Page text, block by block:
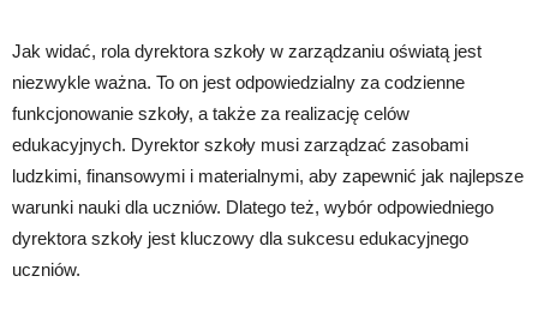
Jak widać, rola dyrektora szkoły w zarządzaniu oświatą jest
niezwykle ważna. To on jest odpowiedzialny za codzienne
funkcjonowanie szkoły, a także za realizację celów
edukacyjnych. Dyrektor szkoły musi zarządzać zasobami
ludzkimi, finansowymi i materialnymi, aby zapewnić jak najlepsze
warunki nauki dla uczniów. Dlatego też, wybór odpowiedniego
dyrektora szkoły jest kluczowy dla sukcesu edukacyjnego
uczniów.